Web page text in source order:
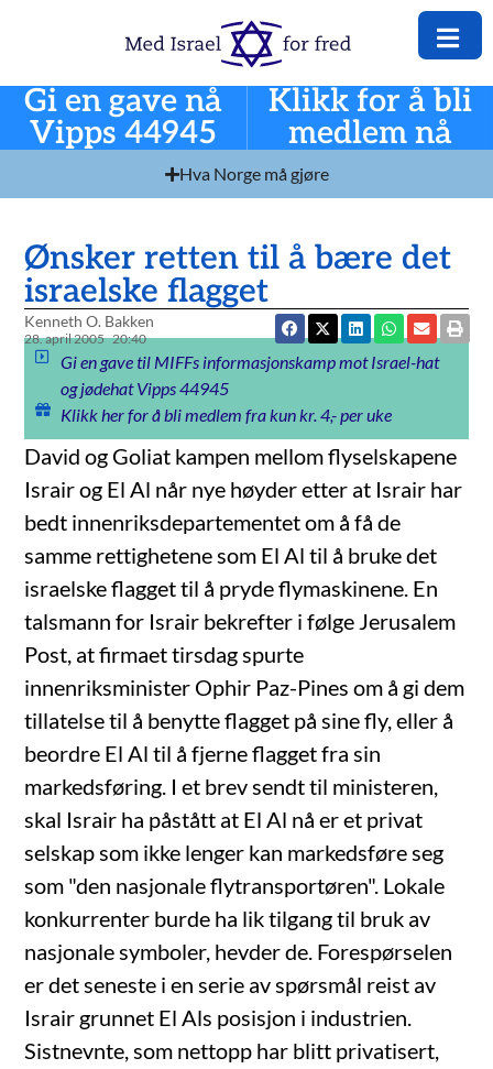
Gi en gave nå
Vipps 44945
Klikk for å bli
medlem nå
Hva Norge må gjøre
Ønsker retten til å bære det
israelske flagget
Kenneth O. Bakken
28. april 2005 20:40
Gi en gave til MIFFs informasjonskamp mot Israel-hat
og jødehat Vipps 44945
Klikk her for å bli medlem fra kun kr. 4,- per uke
David og Goliat kampen mellom flyselskapene
Israir og El Al når nye høyder etter at Israir har
bedt innenriksdepartementet om å få de
samme rettighetene som El Al til å bruke det
israelske flagget til å pryde flymaskinene. En
talsmann for Israir bekrefter i følge Jerusalem
Post, at firmaet tirsdag spurte
innenriksminister Ophir Paz-Pines om å gi dem
tillatelse til å benytte flagget på sine fly, eller å
beordre El Al til å fjerne flagget fra sin
markedsføring. I et brev sendt til ministeren,
skal Israir ha påstått at El Al nå er et privat
selskap som ikke lenger kan markedsføre seg
som "den nasjonale flytransportøren". Lokale
konkurrenter burde ha lik tilgang til bruk av
nasjonale symboler, hevder de. Forespørselen
er det seneste i en serie av spørsmål reist av
Israir grunnet El Als posisjon i industrien.
Sistnevnte, som nettopp har blitt privatisert,